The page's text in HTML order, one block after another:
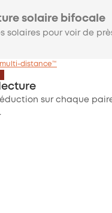
solaire bifocale
solaires pour voir de
distance™
réduction sur chaque